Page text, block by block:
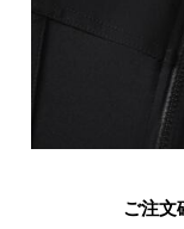
ご注文